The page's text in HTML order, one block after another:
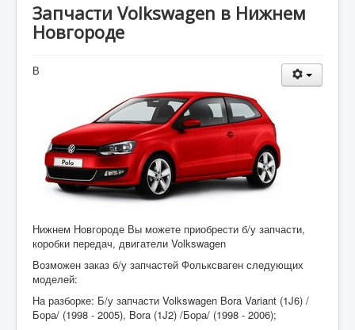
Запчасти Volkswagen в Нижнем
Новгороде
В
Нижнем Новгороде Вы можете приобрести б/у запчасти,
коробки передач, двигатели Volkswagen
Возможен заказ б/у запчастей Фольксваген следующих
моделей:
На разборке: Б/у запчасти Volkswagen Bora Variant (1J6) /
Бора/ (1998 - 2005), Bora (1J2) /Бора/ (1998 - 2006);